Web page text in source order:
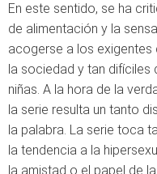
En este sentido, se ha
de alimentación y la
acogerse a los exigentes
la sociedad y tan difíciles
niñas. A la hora de la
la serie resulta un tanto
la palabra. La serie toca
la tendencia a la
la amistad o el papel de